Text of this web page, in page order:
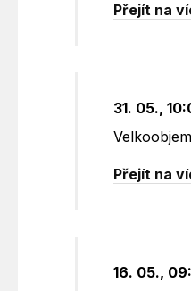
Přejít na
31. 05.,
Přejít na
16. 05.,